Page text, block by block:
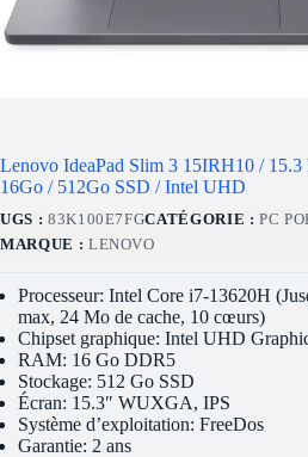
Lenovo IdeaPad Slim 3 15IRH10 /
16Go / 512Go SSD / Intel UHD
UGS : 83K100E7FGCATÉGORIE :PC
MARQUE : LENOVO
Processeur: Intel Core i7-13620H
max, 24 Mo de cache, 10 cœurs)
Chipset graphique: Intel UHD
RAM: 16 Go DDR5
Stockage: 512 Go SSD
Écran: 15.3″ WUXGA, IPS
Système d’exploitation: FreeDos
Garantie: 2 ans